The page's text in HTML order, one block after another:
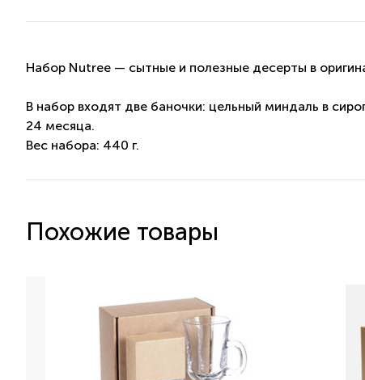
Набор Nutree — сытные и полезные десерты в
В набор входят две баночки: цельный миндаль в
24 месяца.
Вес набора: 440 г.
Похожие товары